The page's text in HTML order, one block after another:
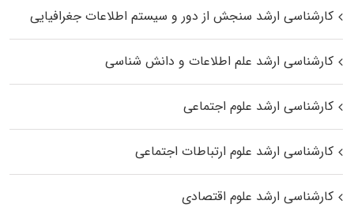
کارشناسی ارشد سنجش از دور و سیستم اطلاعات جغرافیایی
کارشناسی ارشد علم اطلاعات و دانش شناسی
کارشناسی ارشد علوم اجتماعی
کارشناسی ارشد علوم ارتباطات اجتماعی
کارشناسی ارشد علوم اقتصادی